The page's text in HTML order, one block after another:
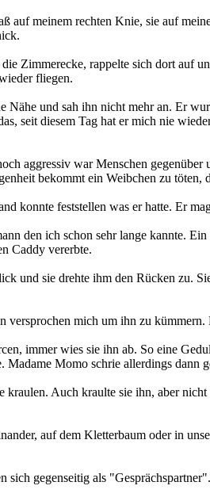
auf meinem rechten Knie, sie auf
Zimmerecke, rappelte sich dort
fliegen.
und sah ihn nicht mehr an. Er
seit diesem Tag hat er mich nie
aggressiv war Menschen
bekommt ein Weibchen zu
konnte feststellen was er hatte. Er
den ich schon sehr lange kannte.
Caddy vererbte.
und sie drehte ihm den Rücken zu.
mich um ihn zu
immer wies sie ihn ab. So eine
Momo schrie allerdings
kraulen. Auch kraulte sie ihn, aber
auf dem Kletterbaum oder in
sich gegenseitig als